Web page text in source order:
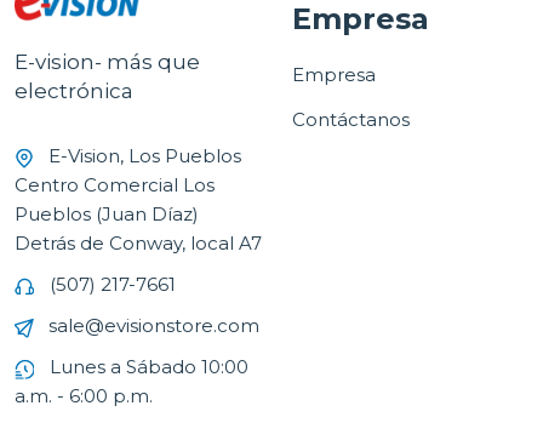
E-vision- más que
electrónica
E-Vision, Los Pueblos
Centro Comercial Los
Pueblos (Juan Díaz)
Detrás de Conway, local A7
(507) 217-7661
sale@evisionstore.com
Lunes a Sábado 10:00
a.m. - 6:00 p.m.
Empresa
Empresa
Contáctanos